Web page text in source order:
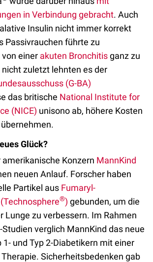
in Verbindung gebracht. Auch
Insulin nicht immer korrekt
Passivrauchen führte zu
einer akuten Bronchitisganz zu
zuletzt lehnten es der
(G-BA)
das britische National Institute for
(NICE) unisono ab, höhere Kosten
Glück?
Konzern MannKind
neuen Anlauf. Forscher haben
Partikel aus Fumaryl-
®) gebunden, um die
Lunge zu verbessern. Im Rahmen
verglich MannKind das neue
1- und Typ 2-Diabetikern mit einer
Sicherheitsbedenken gab